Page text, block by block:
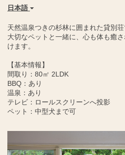
日本語
天然温泉つきの杉林に囲まれた貸別
大切なペットと一緒に、心も体も癒
けます。
【基本情報】
間取り：80㎡ 2LDK
BBQ：あり
温泉：あり
テレビ：ロールスクリーンへ投影
ペット：中型犬まで可